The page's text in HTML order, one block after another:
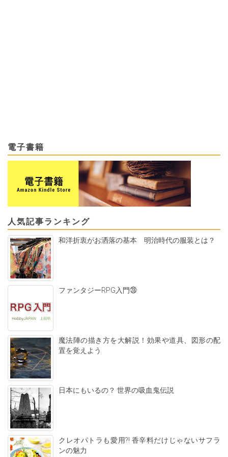
電子書籍
人気記事ランキング
和洋折衷がお洒落の基本 明治時代の服装とは？
ファンタジーRPG入門㉘
魔法陣の描き方を大解説！効果や道具、図形の配
置を覚えよう
日本にもいるの？ 世界の吸血鬼伝説
クレオパトラも愛用?! 香辛料だけじゃないサフラ
ンの魅力